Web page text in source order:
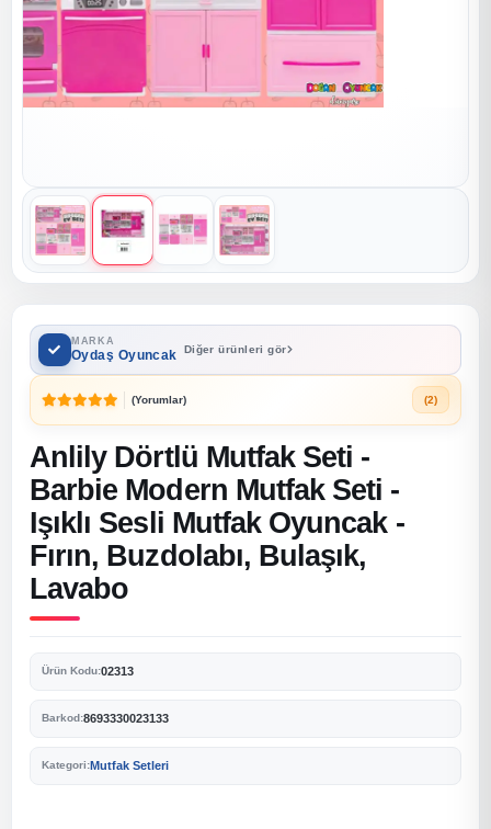
MARKA
Oydaş Oyuncak Diğer ürünleri gör
(Yorumlar) (2)
Anlily Dörtlü Mutfak Seti -
Barbie Modern Mutfak Seti -
Işıklı Sesli Mutfak Oyuncak -
Fırın, Buzdolabı, Bulaşık,
Lavabo
Ürün Kodu:02313
Barkod:8693330023133
Kategori:Mutfak Setleri